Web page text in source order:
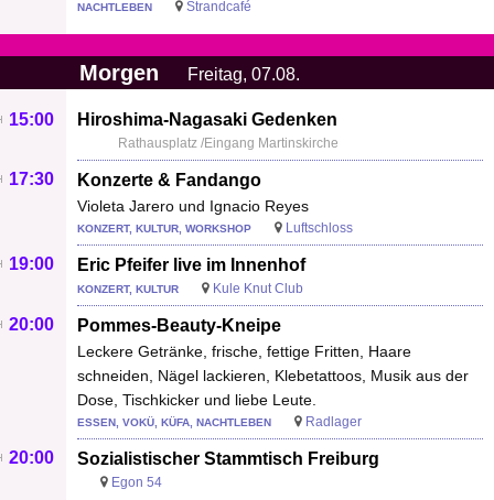
NACHTLEBEN Strandcafé
Morgen Freitag, 07.08.
Hiroshima-Nagasaki Gedenken
15:00
Rathausplatz /Eingang Martinskirche
Konzerte & Fandango
Violeta Jarero und Ignacio Reyes
17:30
KONZERT, KULTUR, WORKSHOP Luftschloss
Eric Pfeifer live im Innenhof
19:00
KONZERT, KULTUR Kule Knut Club
Pommes-Beauty-Kneipe
Leckere Getränke, frische, fettige Fritten, Haare
schneiden, Nägel lackieren, Klebetattoos, Musik aus der
Dose, Tischkicker und liebe Leute.
20:00
ESSEN, VOKÜ, KÜFA, NACHTLEBEN Radlager
Sozialistischer Stammtisch Freiburg
20:00
Egon 54